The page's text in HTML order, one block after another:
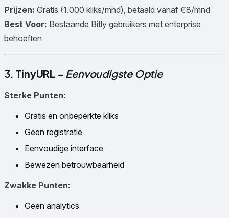
Prijzen: Gratis (1.000 kliks/mnd), betaald vanaf €8/mnd
Best Voor: Bestaande Bitly gebruikers met enterprise
behoeften
3. TinyURL – Eenvoudigste Optie
Sterke Punten:
Gratis en onbeperkte kliks
Geen registratie
Eenvoudige interface
Bewezen betrouwbaarheid
Zwakke Punten:
Geen analytics